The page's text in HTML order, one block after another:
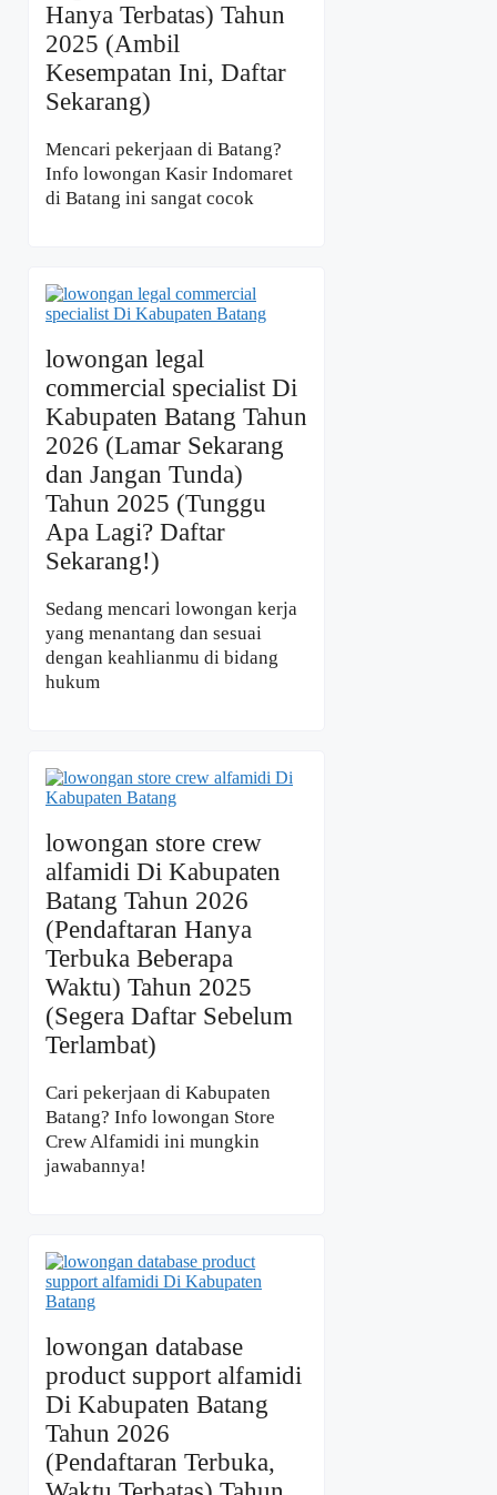
Hanya Terbatas) Tahun
2025 (Ambil
Kesempatan Ini, Daftar
Sekarang)
Mencari pekerjaan di Batang?
Info lowongan Kasir Indomaret
di Batang ini sangat cocok
lowongan legal
commercial specialist Di
Kabupaten Batang Tahun
2026 (Lamar Sekarang
dan Jangan Tunda)
Tahun 2025 (Tunggu
Apa Lagi? Daftar
Sekarang!)
Sedang mencari lowongan kerja
yang menantang dan sesuai
dengan keahlianmu di bidang
hukum
lowongan store crew
alfamidi Di Kabupaten
Batang Tahun 2026
(Pendaftaran Hanya
Terbuka Beberapa
Waktu) Tahun 2025
(Segera Daftar Sebelum
Terlambat)
Cari pekerjaan di Kabupaten
Batang? Info lowongan Store
Crew Alfamidi ini mungkin
jawabannya!
lowongan database
product support alfamidi
Di Kabupaten Batang
Tahun 2026
(Pendaftaran Terbuka,